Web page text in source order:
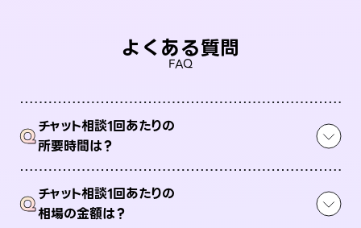
よくある質問
FAQ
Qチャット相談1回あたりの
所要時間は？
Qチャット相談1回あたりの
相場の金額は？